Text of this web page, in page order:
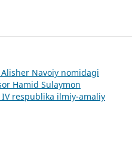
Alisher Navoiy nomidagi
Hamid Sulaymon
respublika ilmiy-amaliy